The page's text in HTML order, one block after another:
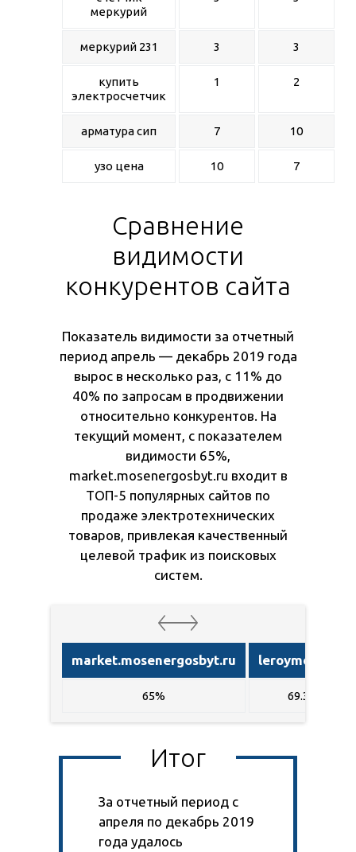
меркурий
меркурий 231 3 3
купить
электросчетчик
1 2
арматура сип 7 10
узо цена 10 7
Сравнение
видимости
конкурентов сайта
Показатель видимости за отчетный
период апрель — декабрь 2019 года
вырос в несколько раз, с 11% до
40% по запросам в продвижении
относительно конкурентов. На
текущий момент, с показателем
видимости 65%,
market.mosenergosbyt.ru входит в
ТОП-5 популярных сайтов по
продаже электротехнических
товаров, привлекая качественный
целевой трафик из поисковых
систем.
market.mosenergosbyt.ru leroymerlin.ru
65% 69.3%
Итог
За отчетный период с
апреля по декабрь 2019
года удалось